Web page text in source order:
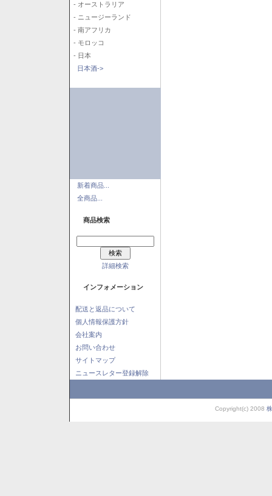
- オーストラリア
- ニュージーランド
- 南アフリカ
- モロッコ
- 日本
日本酒->
新着商品...
全商品...
商品検索
詳細検索
インフォメーション
配送と返品について
個人情報保護方針
会社案内
お問い合わせ
サイトマップ
ニュースレター登録解除
Copyright(c) 2008